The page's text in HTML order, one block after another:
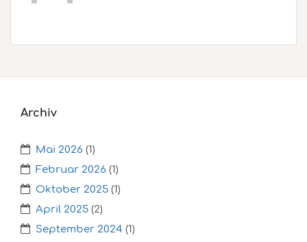
Archiv
Mai 2026 (1)
Februar 2026 (1)
Oktober 2025 (1)
April 2025 (2)
September 2024 (1)